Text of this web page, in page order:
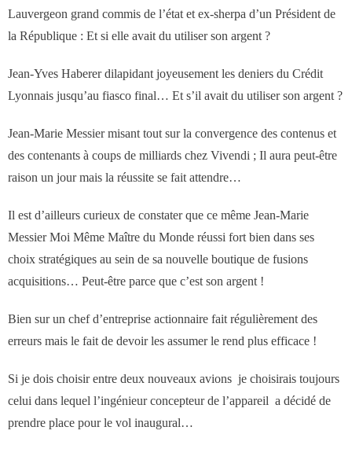
Dirigeants
Le Cabinet
- Notre valeur ajoutée
- JF Choblet
- Références clients
Contact
Lauvergeon grand commis de l’état et ex-sherpa d’un Président de
la République : Et si elle avait du utiliser son argent ?
Jean-Yves Haberer dilapidant joyeusement les deniers du Crédit
Lyonnais jusqu’au fiasco final… Et s’il avait du utiliser son argent ?
Jean-Marie Messier misant tout sur la convergence des contenus et
des contenants à coups de milliards chez Vivendi ; Il aura peut-être
raison un jour mais la réussite se fait attendre…
Il est d’ailleurs curieux de constater que ce même Jean-Marie
Messier Moi Même Maître du Monde réussi fort bien dans ses
choix stratégiques au sein de sa nouvelle boutique de fusions
acquisitions… Peut-être parce que c’est son argent !
Bien sur un chef d’entreprise actionnaire fait régulièrement des
erreurs mais le fait de devoir les assumer le rend plus efficace !
Si je dois choisir entre deux nouveaux avions je choisirais toujours
celui dans lequel l’ingénieur concepteur de l’appareil a décidé de
prendre place pour le vol inaugural…